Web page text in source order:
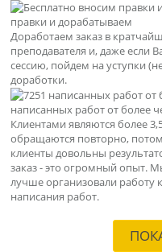
правки и дорабатываем
Доработаем заказ в
преподавателя и, даже если
сессию, пойдем на уступки
доработки.
написанных работ от более
Клиентами являются более
обращаются повторно,
клиенты довольны
заказ - это огромный опыт.
лучше организовали работу
написания работ.